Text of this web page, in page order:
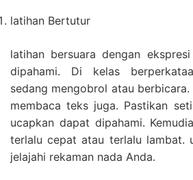
latihan Bertutur
latihan bersuara dengan
dipahami. Di kelas
sedang mengobrol atau
membaca teks juga. Pastikan
ucapkan dapat dipahami.
terlalu cepat atau terlalu lambat.
jelajahi rekaman nada Anda.